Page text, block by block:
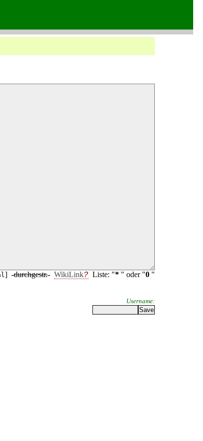
] -durchgestr.- WikiLink Liste: "* " oder "0 "
Username: